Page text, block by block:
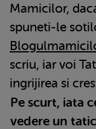
Mamicilor,
spuneti-le
scriu, iar voi
ingrijirea si
Pe scurt, iata
vedere un